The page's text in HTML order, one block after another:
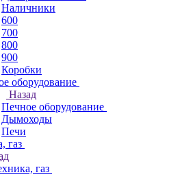
Наличники
600
700
800
900
Коробки
оборудование
Назад
Печное оборудование
Дымоходы
Печи
газ
газ